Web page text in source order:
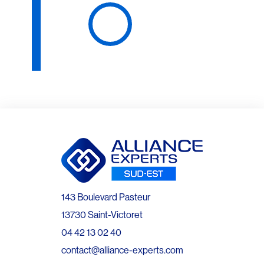
143 Boulevard Pasteur
13730 Saint-Victoret
04 42 13 02 40
contact@alliance-experts.com